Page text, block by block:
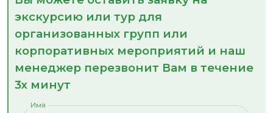
экскурсию или тур для
организованных групп или
корпоративных мероприятий и наш
менеджер перезвонит Вам в течение
3х минут
Имя